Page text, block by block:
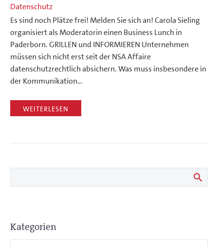
Datenschutz
Es sind noch Plätze frei! Melden Sie sich an! Carola Sieling
organisiert als Moderatorin einen Business Lunch in
Paderborn. GRILLEN und INFORMIEREN Unternehmen
müssen sich nicht erst seit der NSA Affaire
datenschutzrechtlich absichern. Was muss insbesondere in
der Kommunikation…
WEITERLESEN
Kategorien